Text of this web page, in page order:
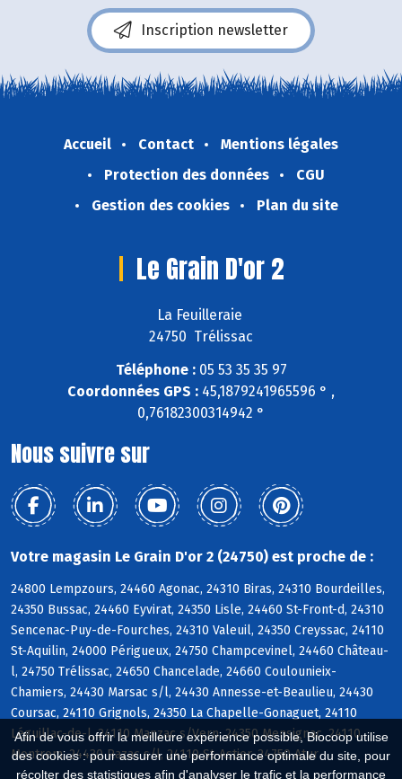
Afin de vous offrir la meilleure expérience possible, Biocoop utilise
des cookies : pour assurer une performance optimale du site, pour
récolter des statistiques afin d'analyser le trafic et la performance
Inscription newsletter
Accueil Contact
Mentions légales
Protection des données
CGU
Gestion des cookies
Plan du site
Le Grain D'or 2
La Feuilleraie
24750 Trélissac
Téléphone :05 53 35 35 97
Coordonnées GPS : 45,1879241965596 ° ,
0,76182300314942 °
Nous suivre sur
Votre magasin Le Grain D'or 2 (24750) est proche de :
24800 Lempzours, 24460 Agonac, 24310 Biras, 24310 Bourdeilles,
24350 Bussac, 24460 Eyvirat, 24350 Lisle, 24460 St-Front-d, 24310
Sencenac-Puy-de-Fourches, 24310 Valeuil, 24350 Creyssac, 24110
St-Aquilin, 24000 Périgueux, 24750 Champcevinel, 24460 Château-
l, 24750 Trélissac, 24650 Chancelade, 24660 Coulounieix-
Chamiers, 24430 Marsac s/l, 24430 Annesse-et-Beaulieu, 24430
Coursac, 24110 Grignols, 24350 La Chapelle-Gonaguet, 24110
Léguillac-de-l, 24110 Manzac s/Vern, 24350 Mensignac, 24110
Montrem, 24430 Razac s/l, 24110 St-Astier, 24750 Atur